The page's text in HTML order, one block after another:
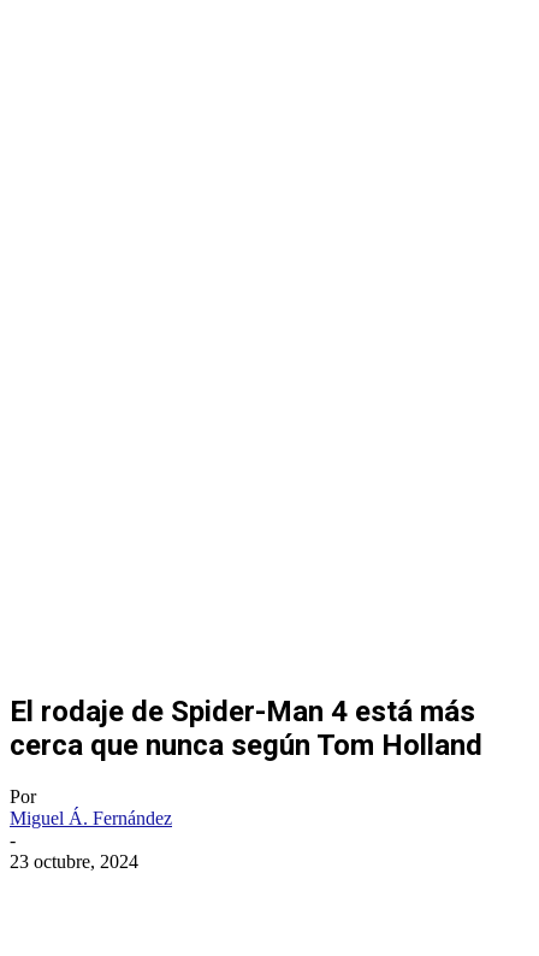
El rodaje de Spider-Man 4 está más
cerca que nunca según Tom Holland
Por
Miguel Á. Fernández
-
23 octubre, 2024